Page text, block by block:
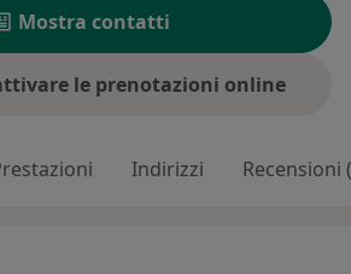
Mostra contatti
le prenotazioni online
Indirizzi Recensioni